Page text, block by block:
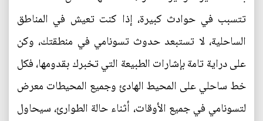
تتسبب في حوادث كبيرة، إذا كنت تعيش في المناطق
الساحلية، لا تستبعد حدوث تسونامي في منطقتك، وكن
على دراية تامة بإشارات الطبيعة التي تخبرك بقدومها، فكل
خط ساحلي على المحيط الهادئ وجميع المحيطات معرض
لتسونامي في جميع الأوقات، أثناء حالة الطوارئ، سيحاول